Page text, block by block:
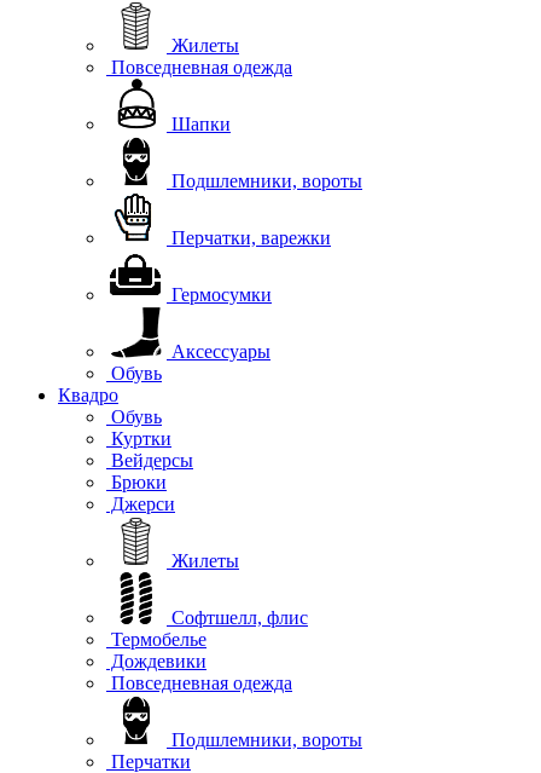
Жилеты
Повседневная одежда
Шапки
Подшлемники, вороты
Перчатки, варежки
Гермосумки
Аксессуары
Обувь
Квадро
Обувь
Куртки
Вейдерсы
Брюки
Джерси
Жилеты
Софтшелл, флис
Термобелье
Дождевики
Повседневная одежда
Подшлемники, вороты
Перчатки